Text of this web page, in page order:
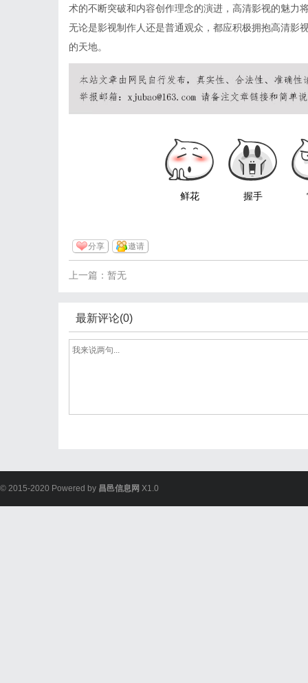
术的不断突破和内容创作理念的演进，高清影视的魅力
无论是影视制作人还是普通观众，都应积极拥抱高清影
的天地。
鲜花 握手
分享 邀请
上一篇：暂无
最新评论(0)
© 2015-2020 Powered by 昌邑信息网 X1.0